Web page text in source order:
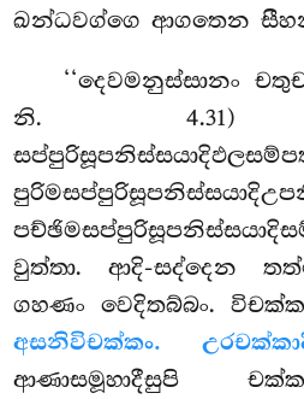
ඛන්ධවග්ගෙ ආගතෙන
‘‘දෙවමනුස්සානං
නි. 4.31)
වුත්තා. ආදි-සද්දෙන
ගහණං වෙදිතබ්බං.
අසනිවිචක්කං.
ආණාසමූහාදීසුපි